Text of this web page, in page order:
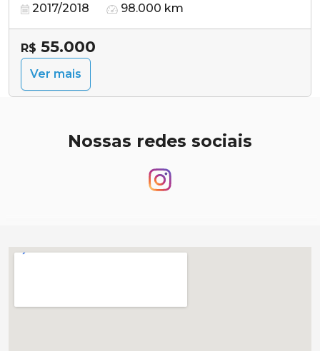
2017/2018 98.000 km
R$ 55.000
Ver mais
Nossas redes sociais